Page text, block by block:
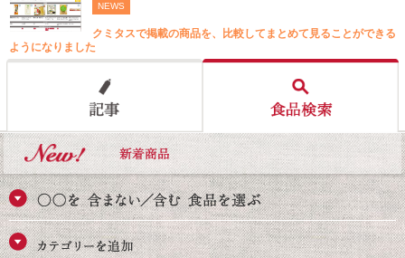
NEWS
クミタスで掲載の商品を、比較してまとめて見ることができる
ようになりました